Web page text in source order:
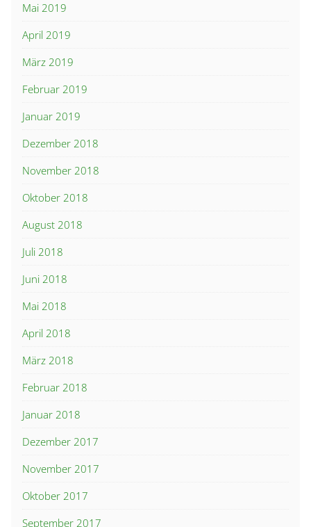
Mai 2019
April 2019
März 2019
Februar 2019
Januar 2019
Dezember 2018
November 2018
Oktober 2018
August 2018
Juli 2018
Juni 2018
Mai 2018
April 2018
März 2018
Februar 2018
Januar 2018
Dezember 2017
November 2017
Oktober 2017
September 2017